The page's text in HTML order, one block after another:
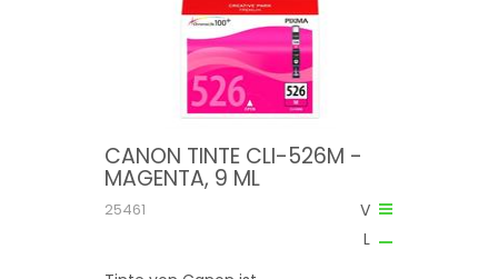
CANON TINTE CLI-526M -
MAGENTA, 9 ML
V
L
25461